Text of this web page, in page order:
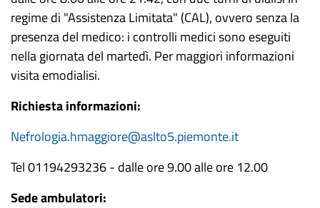
regime di "Assistenza Limitata" (CAL), ovvero senza la
presenza del medico: i controlli medici sono eseguiti
nella giornata del martedì. Per maggiori informazioni
visita emodialisi.
Richiesta informazioni:
Nefrologia.hmaggiore@aslto5.piemonte.it
Tel 01194293236 - dalle ore 9.00 alle ore 12.00
Sede ambulatori: